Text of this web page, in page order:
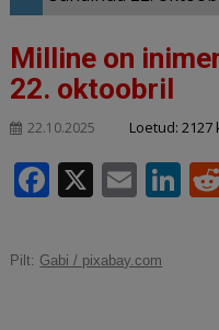
Milline on
22. oktoobril
22.10.2025 Loetud: 2127
F
c
X E
ai
Li
Pilt: Gabi / pixabay.com